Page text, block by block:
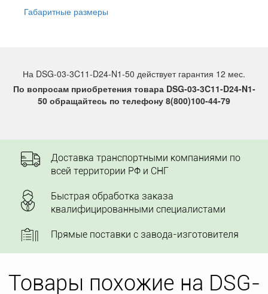
Габаритные размеры
На DSG-03-3C11-D24-N1-50 действует гарантия 12 мес.
По вопросам приобретения товара DSG-03-3C11-D24-N1-
50 обращайтесь по телефону 8(800)100-44-79
Доставка транспортными компаниями по
всей территории РФ и СНГ
Быстрая обработка заказа
квалифицированными специалистами
Прямые поставки с завода-изготовителя
Товары похожие на DSG-